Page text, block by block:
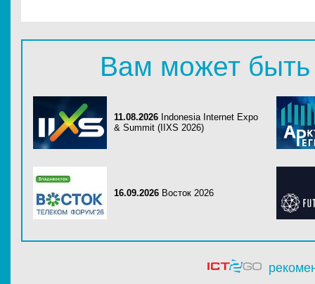
Вам может быть
11.08.2026 Indonesia Internet Expo
& Summit (IIXS 2026)
16.09.2026 Восток 2026